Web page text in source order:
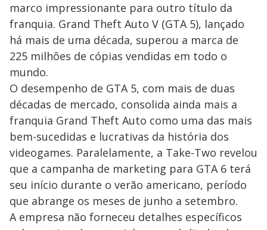
marco impressionante para outro título da
franquia. Grand Theft Auto V (GTA 5), lançado
há mais de uma década, superou a marca de
225 milhões de cópias vendidas em todo o
mundo.
O desempenho de GTA 5, com mais de duas
décadas de mercado, consolida ainda mais a
franquia Grand Theft Auto como uma das mais
bem-sucedidas e lucrativas da história dos
videogames. Paralelamente, a Take-Two revelou
que a campanha de marketing para GTA 6 terá
seu início durante o verão americano, período
que abrange os meses de junho a setembro.
A empresa não forneceu detalhes específicos